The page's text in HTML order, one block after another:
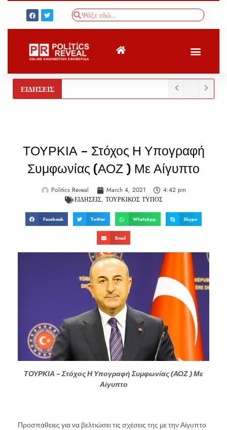
ΕΙΔΗΣΕΙΣ
ΤΟΥΡΚΙΑ – Στόχος Η Υπογραφή
Συμφωνίας (ΑΟΖ ) Με Αίγυπτο
Politics Reveal March 4, 2021
4:42 pm
ΕΙΔΗΣΕΙΣ, ΤΟΥΡΚΙΚΟΣ ΤΥΠΟΣ
Facebook Twitter WhatsApp Skype
Email
ΤΟΥΡΚΙΑ – Στόχος Η Υπογραφή Συμφωνίας (ΑΟΖ ) Με
Αίγυπτο
Προσπάθειες για να βελτιώσει τις σχέσεις της με την Αίγυπτο